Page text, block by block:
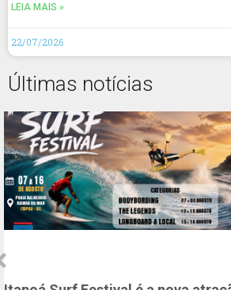
LEIA MAIS »
22/07/2026
Últimas notícias